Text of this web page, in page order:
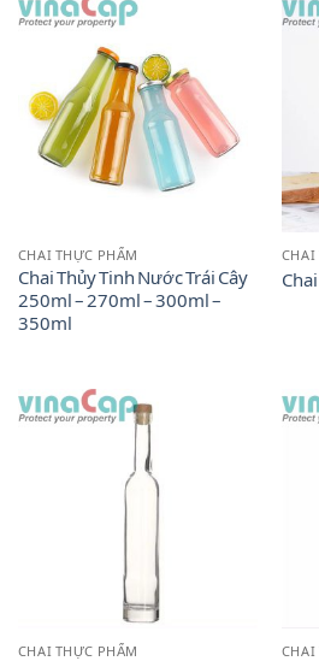
CHAI THỰC PHẨM
Chai Thủy Tinh Nước Trái Cây
250ml – 270ml – 300ml –
350ml
CHAI
CHAI THỰC PHẨM CHAI